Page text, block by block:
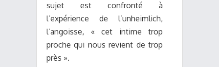
sujet est confronté à
l’expérience de l’unheimlich,
l’angoisse, « cet intime trop
proche qui nous revient de trop
près ».